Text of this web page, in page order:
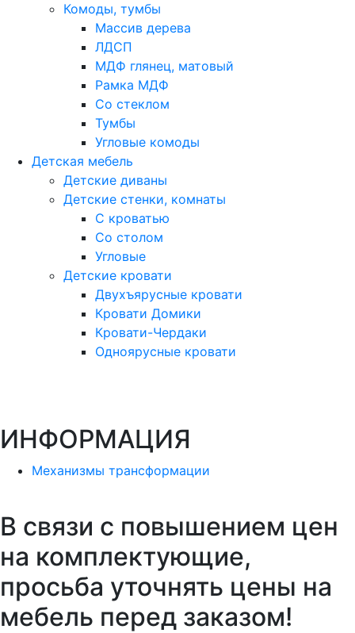
Комоды, тумбы
Массив дерева
ЛДСП
МДФ глянец, матовый
Рамка МДФ
Со стеклом
Тумбы
Угловые комоды
Детская мебель
Детские диваны
Детские стенки, комнаты
С кроватью
Со столом
Угловые
Детские кровати
Двухъярусные кровати
Кровати Домики
Кровати-Чердаки
Одноярусные кровати
ИНФОРМАЦИЯ
Механизмы трансформации
В связи с повышением цен
на комплектующие,
просьба уточнять цены на
мебель перед заказом!